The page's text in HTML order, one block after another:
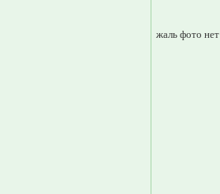
жаль фото нет